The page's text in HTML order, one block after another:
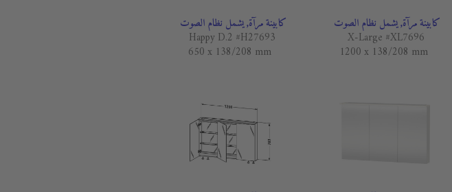
كابينة مرآة, يشمل نظام الصوت
X-Large #XL7696
1200 x 138/208 mm
كابينة مرآة, يشمل نظام الصوت
Happy D.2 #H27693
650 x 138/208 mm